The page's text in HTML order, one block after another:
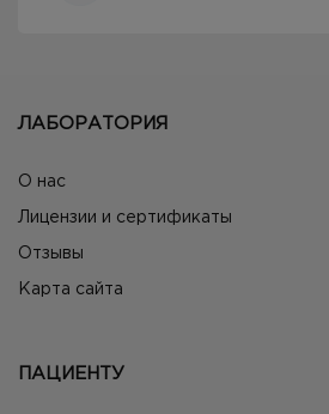
ЛАБОРАТОРИЯ
О нас
Лицензии и сертификаты
Отзывы
Карта сайта
ПАЦИЕНТУ